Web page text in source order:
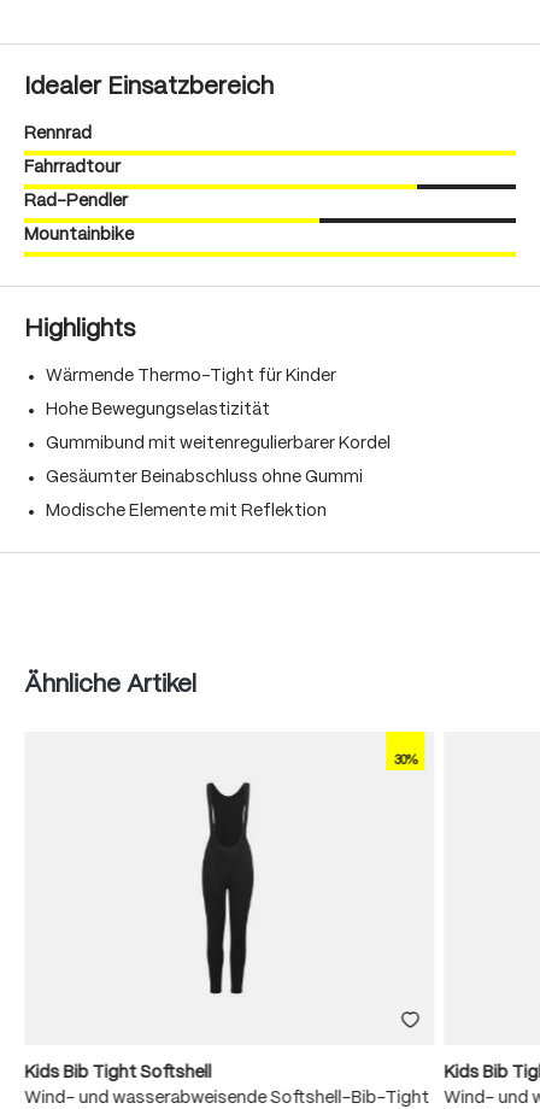
Idealer Einsatzbereich
Rennrad
Fahrradtour
Rad-Pendler
Mountainbike
Highlights
Wärmende Thermo-Tight für Kinder
Hohe Bewegungselastizität
Gummibund mit weitenregulierbarer Kordel
Gesäumter Beinabschluss ohne Gummi
Modische Elemente mit Reflektion
Produktgalerie überspringen
Ähnliche Artikel
30%
Kids Bib Tight Softshell
Wind- und wasserabweisende Softshell-Bib-Tight
Kids Bib
Wind- und